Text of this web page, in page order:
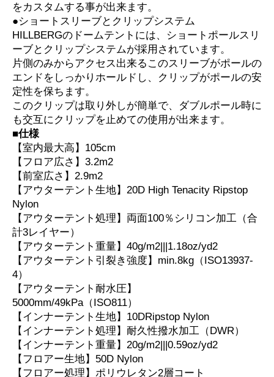
をカスタムする事が出来ます。
●ショートスリーブとクリップシステム
HILLBERGのドームテントには、ショートポールスリ
ーブとクリップシステムが採用されています。
片側のみからアクセス出来るこのスリーブがポールの
エンドをしっかりホールドし、クリップがポールの安
定性を保ちます。
このクリップは取り外しが簡単で、ダブルポール時に
も交互にクリップを止めての使用が出来ます。
■仕様
【室内最大高】105cm
【フロア広さ】3.2m2
【前室広さ】2.9m2
【アウターテント生地】20D High Tenacity Ripstop
Nylon
【アウターテント処理】両面100％シリコン加工（合
計3レイヤー）
【アウターテント重量】40g/m2|||1.18oz/yd2
【アウターテント引裂き強度】min.8kg（ISO13937-
4）
【アウターテント耐水圧】
5000mm/49kPa（ISO811）
【インナーテント生地】10DRipstop Nylon
【インナーテント処理】耐久性撥水加工（DWR）
【インナーテント重量】20g/m2|||0.59oz/yd2
【フロアー生地】50D Nylon
【フロアー処理】ポリウレタン2層コート